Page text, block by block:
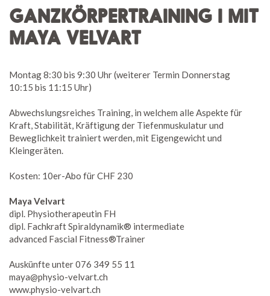
GANZKÖRPERTRAINING I MIT
MAYA VELVART
Montag 8:30 bis 9:30 Uhr (weiterer Termin Donnerstag
10:15 bis 11:15 Uhr)
Abwechslungsreiches Training, in welchem alle Aspekte für
Kraft, Stabilität, Kräftigung der Tiefenmuskulatur und
Beweglichkeit trainiert werden, mit Eigengewicht und
Kleingeräten.
Kosten: 10er-Abo für CHF 230
Maya Velvart
dipl. Physiotherapeutin FH
dipl. Fachkraft Spiraldynamik® intermediate
advanced Fascial Fitness®Trainer
Auskünfte unter 076 349 55 11
maya@physio-velvart.ch
www.physio-velvart.ch